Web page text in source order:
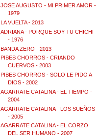
JOSE AUGUSTO - MI PRIMER AMOR -
1979
LA VUELTA - 2013
ADRIANA - PORQUE SOY TU CHICHI
- 1976
BANDA ZERO - 2013
PIBES CHORROS - CRIANDO
CUERVOS - 2003
PIBES CHORROS - SOLO LE PIDO A
DIOS - 2002
AGARRATE CATALINA - EL TIEMPO -
2004
AGARRATE CATALINA - LOS SUEÑOS
- 2005
AGARRATE CATALINA - EL CORZO
DEL SER HUMANO - 2007